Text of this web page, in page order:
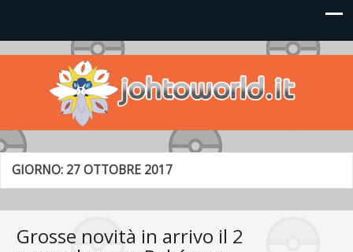
Johto World
Le novità più frizzanti dall'universo Pokémon e Nintendo
GIORNO: 27 OTTOBRE 2017
Grosse novità in arrivo il 2